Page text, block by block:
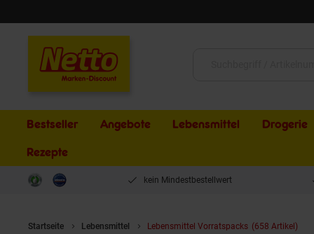
Bestseller Angebote Lebensmittel Drogerie
Rezepte
kein Mindestbestellwert
Startseite Lebensmittel Lebensmittel Vorratspacks (658 Artikel)